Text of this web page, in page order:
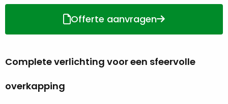
Offerte aanvragen
Complete verlichting voor een sfeervolle
overkapping